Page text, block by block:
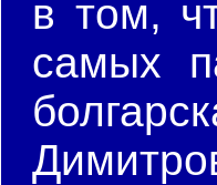
в том,
самых